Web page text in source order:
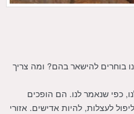
בוחרים להישאר בהם? ומה צריך
כפי שנאמר לנו. הם הופכים
לעצלות, להיות אדישים. אזורי